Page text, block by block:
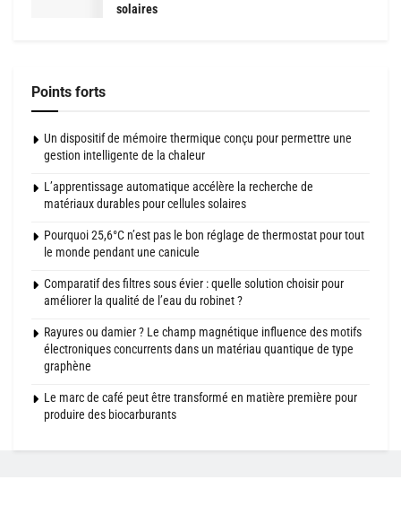
solaires
Points forts
Un dispositif de mémoire thermique conçu pour permettre une
gestion intelligente de la chaleur
L’apprentissage automatique accélère la recherche de
matériaux durables pour cellules solaires
Pourquoi 25,6°C n’est pas le bon réglage de thermostat pour tout
le monde pendant une canicule
Comparatif des filtres sous évier : quelle solution choisir pour
améliorer la qualité de l’eau du robinet ?
Rayures ou damier ? Le champ magnétique influence des motifs
électroniques concurrents dans un matériau quantique de type
graphène
Le marc de café peut être transformé en matière première pour
produire des biocarburants